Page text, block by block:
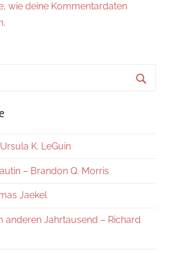
wie deine Kommentardaten
K. LeGuin
– Brandon Q. Morris
Jaekel
anderen Jahrtausend – Richard